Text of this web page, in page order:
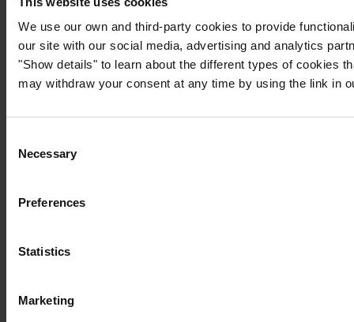
We use our own and third-party cookies to provide
our site with our social media, advertising and analytics
"Show details" to learn about the different types of cookies
may withdraw your consent at any time by using the link in
Selection
Necessary
Preferences
Statistics
Marketing